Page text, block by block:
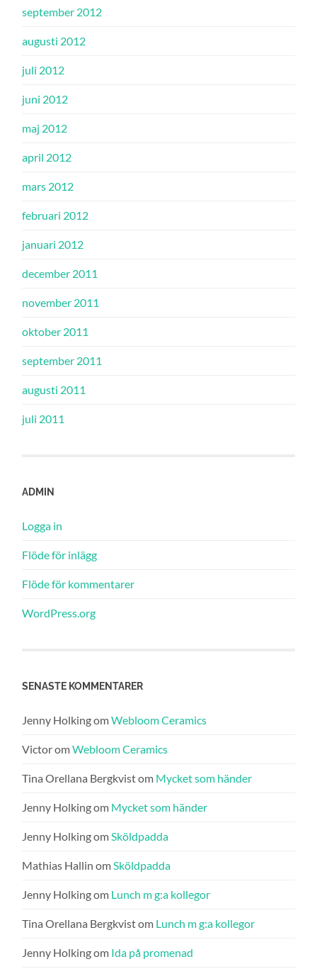
september 2012
augusti 2012
juli 2012
juni 2012
maj 2012
april 2012
mars 2012
februari 2012
januari 2012
december 2011
november 2011
oktober 2011
september 2011
augusti 2011
juli 2011
ADMIN
Logga in
Flöde för inlägg
Flöde för kommentarer
WordPress.org
SENASTE KOMMENTARER
Jenny HolkingomWebloom Ceramics
VictoromWebloom Ceramics
Tina Orellana Bergkvistom Mycket som händer
Jenny Holkingom Mycket som händer
Jenny HolkingomSköldpadda
Mathias Hallin omSköldpadda
Jenny Holkingom Lunch m g:a kollegor
Tina Orellana Bergkvistom Lunch m g:a kollegor
Jenny Holkingom Ida på promenad